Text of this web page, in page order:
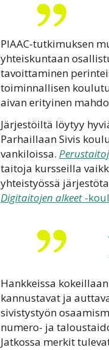
PIAAC-tutkimuksen
yhteiskuntaan
tavoittaminen
toiminnallisen
aivan erityinen
Järjestöiltä löytyy
Parhaillaan Sivis
vankiloissa.
taitoja kursseilla
yhteistyössä
Digitaitojen alkeet -
Hankkeissa
kannustavat ja
sivistystyön
numero- ja
Jatkossa merkit